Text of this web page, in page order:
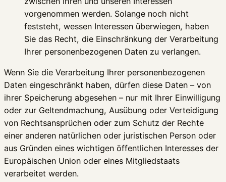
vorgenommen werden. Solange noch nicht
feststeht, wessen Interessen überwiegen, haben
Sie das Recht, die Einschränkung der Verarbeitung
Ihrer personenbezogenen Daten zu verlangen.
Wenn Sie die Verarbeitung Ihrer personenbezogenen
Daten eingeschränkt haben, dürfen diese Daten – von
ihrer Speicherung abgesehen – nur mit Ihrer Einwilligung
oder zur Geltendmachung, Ausübung oder Verteidigung
von Rechtsansprüchen oder zum Schutz der Rechte
einer anderen natürlichen oder juristischen Person oder
aus Gründen eines wichtigen öffentlichen Interesses der
Europäischen Union oder eines Mitgliedstaats
verarbeitet werden.